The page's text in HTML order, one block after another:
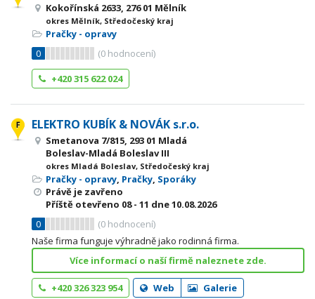
Kokořínská 2633, 276 01 Mělník
okres Mělník, Středočeský kraj
Pračky - opravy
0
(0 hodnocení)
+420 315 622 024
ELEKTRO KUBÍK & NOVÁK s.r.o.
Smetanova 7/815, 293 01 Mladá
Boleslav-Mladá Boleslav III
okres Mladá Boleslav, Středočeský kraj
Pračky - opravy, Pračky, Sporáky
Právě je zavřeno
Příště otevřeno 08 - 11 dne 10.08.2026
0
(0 hodnocení)
Naše firma funguje výhradně jako rodinná firma.
Více informací o naší firmě naleznete zde.
+420 326 323 954 Web Galerie